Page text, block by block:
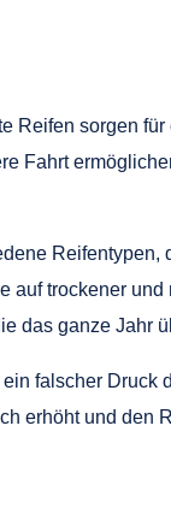
Reifen sorgen
Fahrt
trockener
das ganze Jahr
falscher Druck
erhöht und den